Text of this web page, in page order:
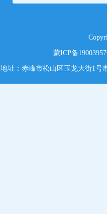
蒙ICP备
地址：赤峰市松山区玉龙大街1号